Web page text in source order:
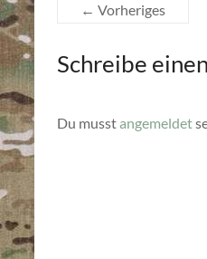
← Vorheriges
Schreibe
Du musstangemeldet